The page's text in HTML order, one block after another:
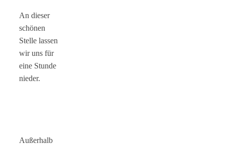
An dieser
schönen
Stelle lassen
wir uns für
eine Stunde
nieder.
Außerhalb